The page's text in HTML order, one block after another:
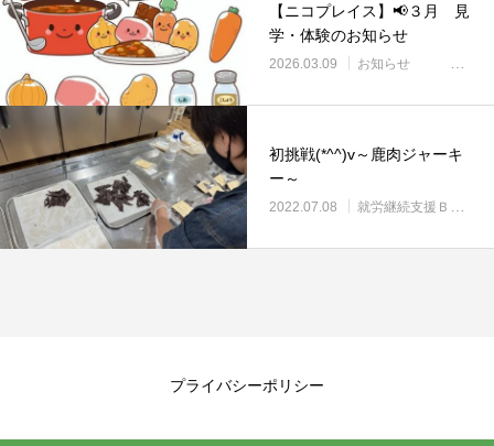
【ニコプレイス】📢３月 見
学・体験のお知らせ
2026.03.09 お知らせ
初挑戦(*^^)v～鹿肉ジャーキ
ー～
2022.07.08 就労継続支援Ｂ型・ニコプレイス
プライバシーポリシー